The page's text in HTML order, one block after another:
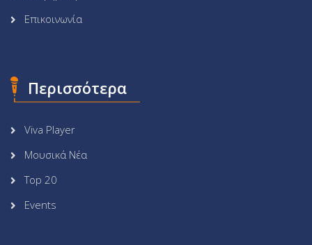
Επικοινωνία
Περισσότερα
Viva Player
Μουσικά Νέα
Top 20
Events